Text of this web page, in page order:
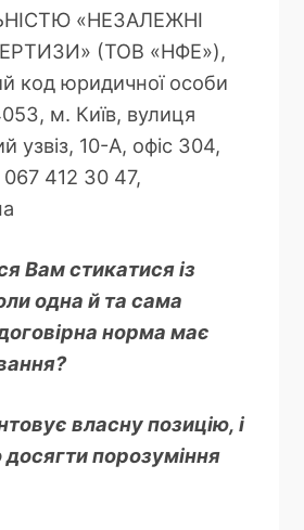
«НЕЗАЛЕЖНІ
(ТОВ «НФЕ»),
код юридичної особи
м. Київ, вулиця
узвіз, 10-А, офіс 304,
412 30 47,
Вам стикатися із
одна й та сама
норма має
власну позицію, і
порозуміння